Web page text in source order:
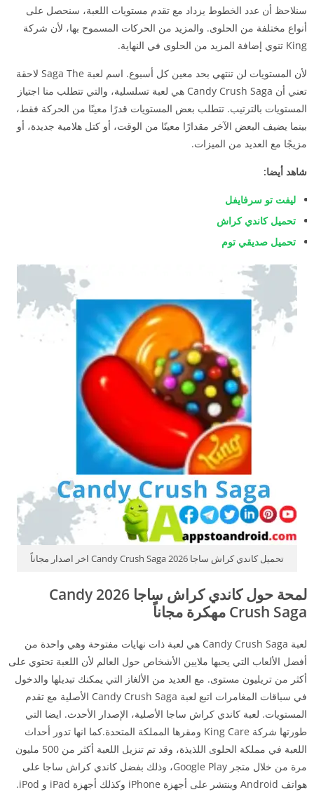
سنلاحظ أن عدد الخطوط يزداد مع تقدم مستويات اللعبة، سنحصل على
أنواع مختلفة من الحلوى. والمزيد من الحركات المسموح بها، لأن شركة
King تنوي إضافة المزيد من الحلوى في النهاية.
لأن المستويات لن تنتهي بحد معين كل أسبوع. اسم لعبة Saga The لاحقة
تعني أن Candy Crush Saga هي لعبة تسلسلية، والتي تتطلب منا اجتياز
المستويات بالترتيب. تتطلب بعض المستويات قدرًا معينًا من الحركة فقط،
بينما يضيف البعض الآخر مقدارًا معينًا من الوقت، أو كتل هلامية جديدة، أو
مزيجًا مع العديد من الميزات.
شاهد أيضا:
ليفت تو سرفايفل
تحميل كاندي كراش
تحميل صديقي توم
تحميل كاندي كراش ساجا 2026 Candy Crush Saga اخر اصدار مجاناً
لمحة حول كاندي كراش ساجا 2026 Candy
Crush Saga مهكرة مجاناً
لعبة Candy Crush Saga هي لعبة ذات نهايات مفتوحة وهي واحدة من
أفضل الألعاب التي يحبها ملايين الأشخاص حول العالم لأن اللعبة تحتوي على
أكثر من تريليون مستوى. مع العديد من الألغاز التي يمكنك تبديلها والدخول
في سباقات المغامرات اتبع لعبة Candy Crush Saga الأصلية مع تقدم
المستويات. لعبة كاندي كراش ساجا الأصلية، الإصدار الأحدث. ايضا التي
طورتها شركة King Care ومقرها المملكة المتحدة.كما انها تدور أحداث
اللعبة في مملكة الحلوى اللذيذة، وقد تم تنزيل اللعبة أكثر من 500 مليون
مرة من خلال متجر Google Play، وذلك بفضل كاندي كراش ساجا على
هواتف Android وينتشر على أجهزة iPhone وكذلك أجهزة iPad و iPod.